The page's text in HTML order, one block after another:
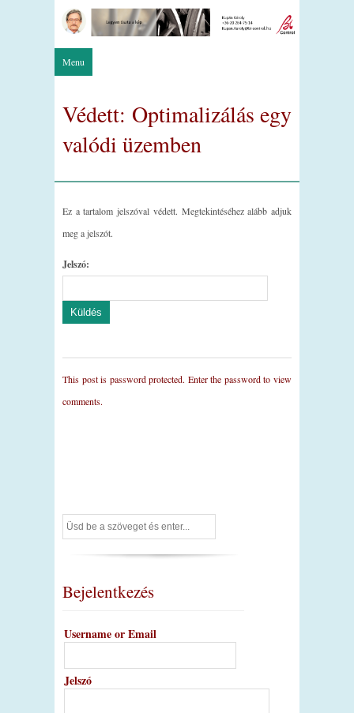
Menu
Védett: Optimalizálás egy
valódi üzemben
Ez a tartalom jelszóval védett. Megtekintéséhez alább adjuk
meg a jelszót.
Jelszó:
This post is password protected. Enter the password to view
comments.
Bejelentkezés
Username or Email
Jelszó